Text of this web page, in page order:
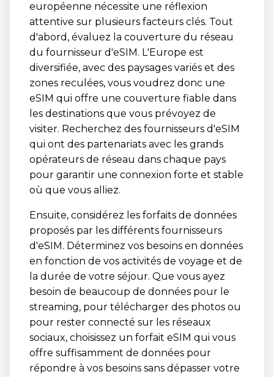
européenne nécessite une réflexion
attentive sur plusieurs facteurs clés. Tout
d'abord, évaluez la couverture du réseau
du fournisseur d'eSIM. L'Europe est
diversifiée, avec des paysages variés et des
zones reculées, vous voudrez donc une
eSIM qui offre une couverture fiable dans
les destinations que vous prévoyez de
visiter. Recherchez des fournisseurs d'eSIM
qui ont des partenariats avec les grands
opérateurs de réseau dans chaque pays
pour garantir une connexion forte et stable
où que vous alliez.
Ensuite, considérez les forfaits de données
proposés par les différents fournisseurs
d'eSIM. Déterminez vos besoins en données
en fonction de vos activités de voyage et de
la durée de votre séjour. Que vous ayez
besoin de beaucoup de données pour le
streaming, pour télécharger des photos ou
pour rester connecté sur les réseaux
sociaux, choisissez un forfait eSIM qui vous
offre suffisamment de données pour
répondre à vos besoins sans dépasser votre